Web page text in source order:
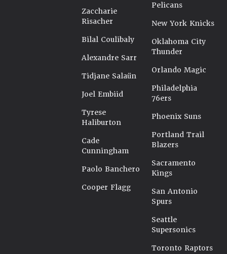
Zaccharie
Risacher
Bilal Coulibaly
Alexandre Sarr
Tidjane Salaün
Joel Embiid
Tyrese
Haliburton
Cade
Cunningham
Paolo Banchero
Cooper Flagg
Pelicans
New York Knicks
Oklahoma City
Thunder
Orlando Magic
Philadelphia
76ers
Phoenix Suns
Portland Trail
Blazers
Sacramento
Kings
San Antonio
Spurs
Seattle
Supersonics
Toronto Raptors